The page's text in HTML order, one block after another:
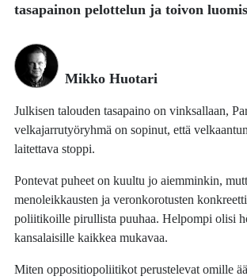
tasapainon pelottelun ja toivon
Mikko Huotari
Julkisen talouden tasapaino on vinksallaan,
velkajarrutyöryhmä on sopinut, että
laitettava stoppi.
Pontevat puheet on kuultu jo aiemminkin,
menoleikkausten ja veronkorotusten
poliitikoille pirullista puuhaa. Helpompi olisi
kansalaisille kaikkea mukavaa.
Miten oppositiopoliitikot perustelevat omille